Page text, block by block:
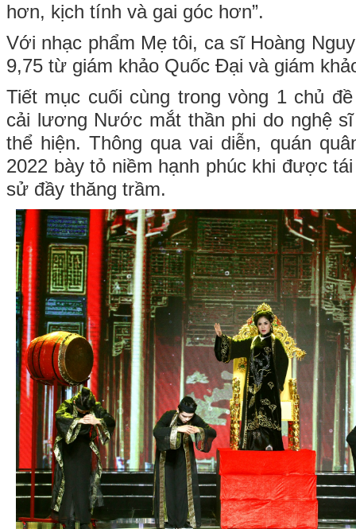
hơn, kịch tính và gai góc hơn”.
Với nhạc phẩm Mẹ tôi, ca sĩ Hoàng
9,75 từ giám khảo Quốc Đại và giám
Tiết mục cuối cùng trong vòng 1 chủ
cải lương Nước mắt thần phi do nghệ
thể hiện. Thông qua vai diễn, quán
2022 bày tỏ niềm hạnh phúc khi được
sử đầy thăng trầm.